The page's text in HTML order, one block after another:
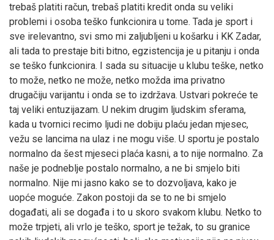
trebaš platiti račun, trebaš platiti kredit onda su veliki
problemi i osoba teško funkcionira u tome. Tada je sport i
sve irelevantno, svi smo mi zaljubljeni u košarku i KK Zadar,
ali tada to prestaje biti bitno, egzistencija je u pitanju i onda
se teško funkcionira. I sada su situacije u klubu teške, netko
to može, netko ne može, netko možda ima privatno
drugačiju varijantu i onda se to izdržava. Ustvari pokreće te
taj veliki entuzijazam. U nekim drugim ljudskim sferama,
kada u tvornici recimo ljudi ne dobiju plaću jedan mjesec,
vežu se lancima na ulaz i ne mogu više. U sportu je postalo
normalno da šest mjeseci plaća kasni, a to nije normalno. Za
naše je podneblje postalo normalno, a ne bi smjelo biti
normalno. Nije mi jasno kako se to dozvoljava, kako je
uopće moguće. Zakon postoji da se to ne bi smjelo
događati, ali se događa i to u skoro svakom klubu. Netko to
može trpjeti, ali vrlo je teško, sport je težak, to su granice